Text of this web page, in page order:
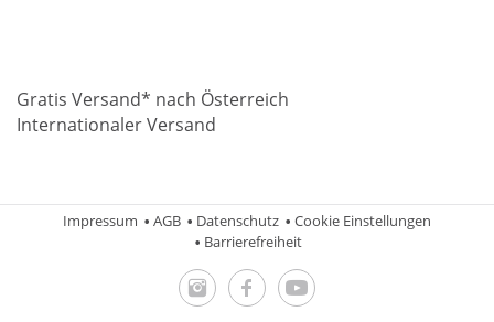
Gratis Versand* nach Österreich
Internationaler Versand
Impressum AGB Datenschutz
Cookie Einstellungen
Barrierefreiheit